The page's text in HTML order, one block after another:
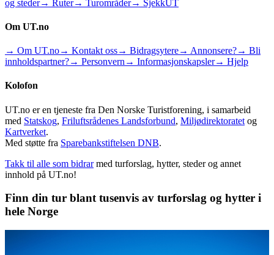
og steder→ Ruter→ Turområder→ SjekkUT
Om UT.no
→ Om UT.no→ Kontakt oss→ Bidragsytere→ Annonsere?→ Bli
innholdspartner?→ Personvern → Informasjonskapsler→ Hjelp
Kolofon
UT.no er en tjeneste fra Den Norske Turistforening, i samarbeid
med Statskog, Friluftsrådenes Landsforbund, Miljødirektoratet og
Kartverket.
Med støtte fra Sparebankstiftelsen DNB.
Takk til alle som bidrar med turforslag, hytter, steder og annet
innhold på UT.no!
Finn din tur blant tusenvis av turforslag og hytter i
hele Norge